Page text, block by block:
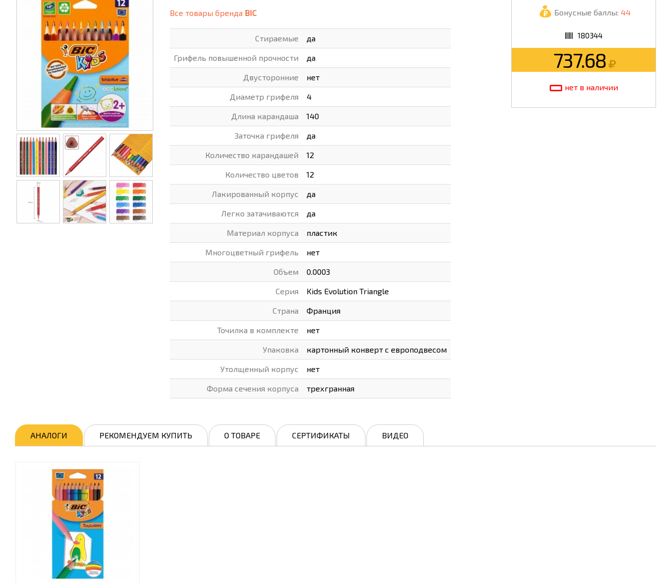
ХОББИ И ТВОРЧЕСТВО ХОЗТОВАРЫ
ШКОЛА
ЭЛЕКТРОНИКА
ЭЛЕКТРОТОВАРЫ И ОСВЕЩЕНИЕ
Бонусные баллы: 44
180344
737.68
нет в наличии
Все товары бренда BIC
Cтираемые да
Грифель повышенной прочности да
Двусторонние нет
Диаметр грифеля 4
Длина карандаша 140
Заточка грифеля да
Количество карандашей 12
Количество цветов 12
Лакированный корпус да
Легко затачиваются да
Материал корпуса пластик
Многоцветный грифель нет
Объем 0.0003
Серия Kids Evolution Triangle
Страна Франция
Точилка в комплекте нет
Упаковка картонный конверт с европодвесом
Утолщенный корпус нет
Форма сечения корпуса трехгранная
АНАЛОГИ РЕКОМЕНДУЕМ КУПИТЬ О ТОВАРЕ СЕРТИФИКАТЫ ВИДЕО